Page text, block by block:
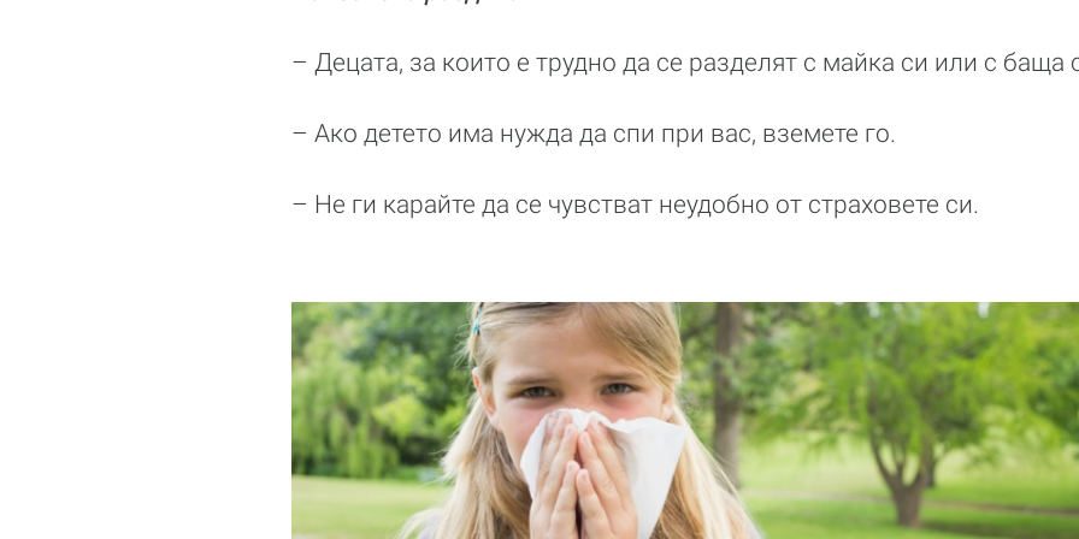
– Децата, за които е трудно да се разделят с майка си или с баща
– Ако детето има нужда да спи при вас, вземете го.
– Не ги карайте да се чувстват неудобно от страховете си.